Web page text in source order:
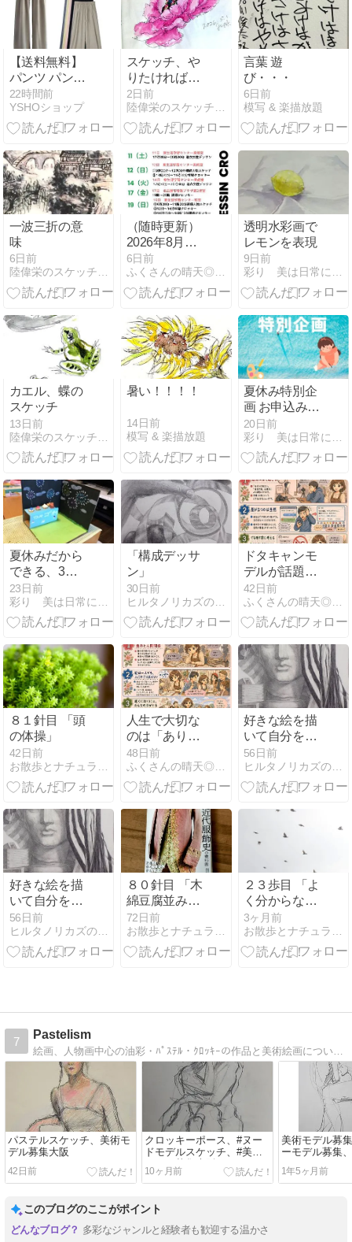
【送料無料】
パンツ パンツ
春夏 イージー
ワイドパンツ
レディース ボ
22時間前
YSHOショップ
スケッチ、や
りたければい
つでもＯＫ
2日前
陸偉栄のスケッチ教室in東京
言葉 遊
び・・・
6日前
模写 & 楽描放題
一波三折の意
味
6日前
陸偉栄のスケッチ教室in東京
（随時更新）
2026年8月〜9
月のデッサン
クロッキー会
の予定
6日前
ふくさんの晴天◎クロッキー日和！！
透明水彩画で
レモンを表現
9日前
彩り 美は日常にある
カエル、蝶の
スケッチ
13日前
暑い！！！！
14日前
模写 & 楽描放題
夏休み特別企
画 お申込みス
タート
20日前
夏休みだから
できる、3つ
のアート体験
23日前
「構成デッサ
ン」
30日前
ヒルタノリカズの世界
ドタキャンモ
デルが話題に
なっています
42日前
８１針目 「頭
の体操」
42日前
人生で大切な
のは「ありが
とう」と「ご
めんなさい」
ともう一つは
48日前
好きな絵を描
いて自分をも
っと輝かせて
みませんか？
56日前
ヒルタノリカズの世界
好きな絵を描
いて自分をも
っと輝かせて
みませんか？
56日前
ヒルタノリカズの世界
８０針目 「木
綿豆腐並みの
厚み」
72日前
２３歩目 「よ
く分からない
お話」
3ヶ月前
7
Pastelism
パステルスケッチ、美術モ
デル募集大阪
42日前
クロッキーポース、#ヌー
ドモデルスケッチ、#美術
モデル募集大阪、#デッサ
ンモデル募集
10ヶ月前
美術モデル募
ーモデル募集
1年5ヶ月前
このブログのここがポイント
多彩なジャンルと経験者も歓迎する温かさ